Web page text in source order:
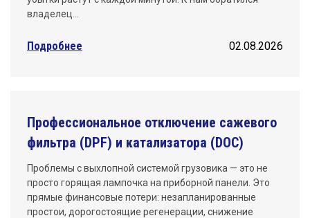
владелец…
02.08.2026
Подробнее
Профессиональное отключение сажевого
фильтра (DPF) и катализатора (DOC)
Проблемы с выхлопной системой грузовика — это не
просто горящая лампочка на приборной панели. Это
прямые финансовые потери: незапланированные
простои, дорогостоящие регенерации, снижение